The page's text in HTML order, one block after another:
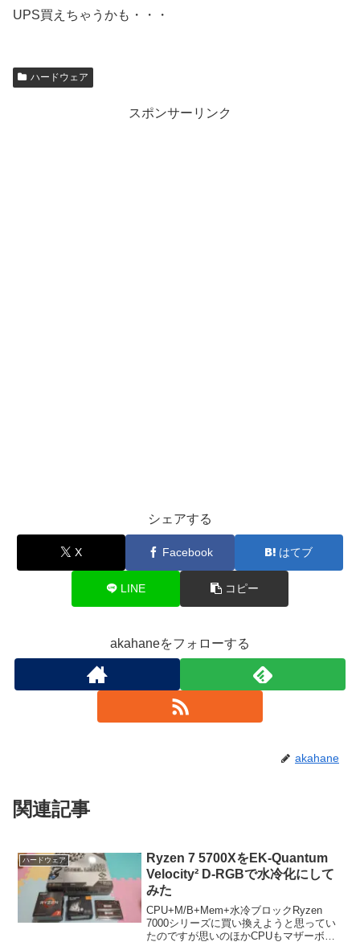
UPS買えちゃうかも・・・
ハードウェア
スポンサーリンク
シェアする
X Facebook はてブ
LINE コピー
akahaneをフォローする
akahane
関連記事
ハードウェア
Ryzen 7 5700XをEK-Quantum
Velocity² D-RGBで水冷化にして
みた
CPU+M/B+Mem+水冷ブロックRyzen
7000シリーズに買い換えようと思ってい
たのですが思いのほかCPUもマザーボー